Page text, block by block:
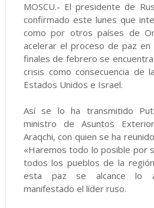
MOSCU.- El presidente de
confirmado este lunes que
como por otros países de
acelerar el proceso de paz
finales de febrero se
crisis como consecuencia de
Estados Unidos e Israel.
Así se lo ha transmitido
ministro de Asuntos
Araqchi, con quien se ha
«Haremos todo lo posible por
todos los pueblos de la
esta paz se alcance lo
manifestado el líder ruso.